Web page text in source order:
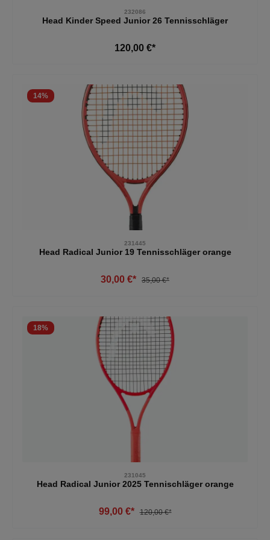
232086
Head Kinder Speed Junior 26 Tennisschläger
120,00 €*
14%
231445
Head Radical Junior 19 Tennisschläger orange
30,00 €* 35,00 €*
18%
231045
Head Radical Junior 2025 Tennischläger orange
99,00 €* 120,00 €*